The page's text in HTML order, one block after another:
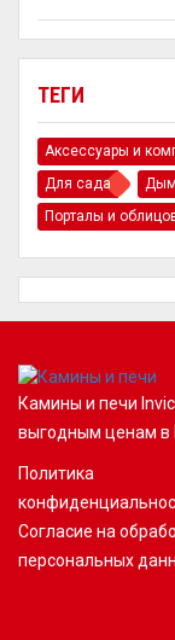
ТЕГИ
Аксессуары и
Для сада
Порталы и
Камины и печи
выгодным ценам в
Политика
Согласие на
персональных